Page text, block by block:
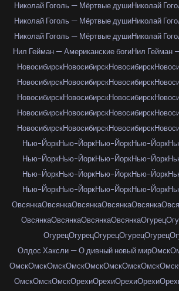
Николай Гоголь — Мёртвые душиНиколай
Николай Гоголь — Мёртвые душиНиколай
Николай Гоголь — Мёртвые душиНиколай
Нил Гейман — Американские богиНил Гейман
НовосибирскНовосибирскНовосибирск
НовосибирскНовосибирскНовосибирск
НовосибирскНовосибирскНовосибирск
НовосибирскНовосибирскНовосибирск
НовосибирскНовосибирскНовосибирск
Нью-ЙоркНью-ЙоркНью-ЙоркНью-Йорк
Нью-ЙоркНью-ЙоркНью-ЙоркНью-Йорк
Нью-ЙоркНью-ЙоркНью-ЙоркНью-Йорк
Нью-ЙоркНью-ЙоркНью-ЙоркНью-Йорк
ОвсянкаОвсянкаОвсянкаОвсянкаОвсянка
ОвсянкаОвсянкаОвсянкаОвсянкаОгурец
ОгурецОгурецОгурецОгурецОгурец
Олдос Хаксли — О дивный новый мирОмск
ОмскОмскОмскОмскОмскОмскОмскОмскОмск
ОмскОмскОмскОрехиОрехиОрехиОрехи